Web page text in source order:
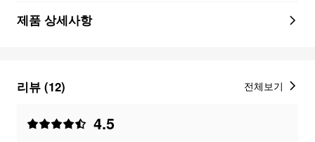
제품 상세사항
리뷰 (12)
4.5
전체보기